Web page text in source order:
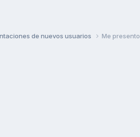
de nuevos usuarios Me presento